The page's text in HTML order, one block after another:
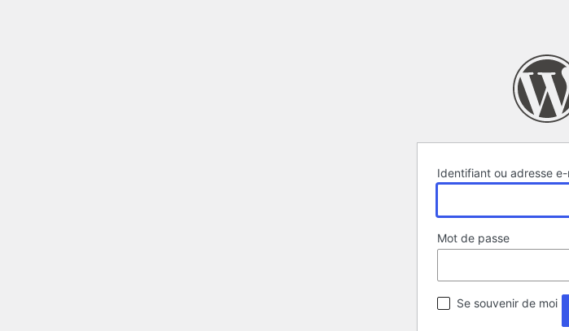
Identifiant ou adresse
Mot de passe
Se souvenir de moi